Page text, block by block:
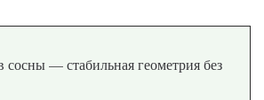
сосны — стабильная геометрия без